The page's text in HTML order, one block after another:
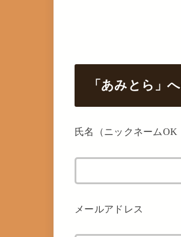
「あみとら」
氏名（ニックネームOK
メールアドレス